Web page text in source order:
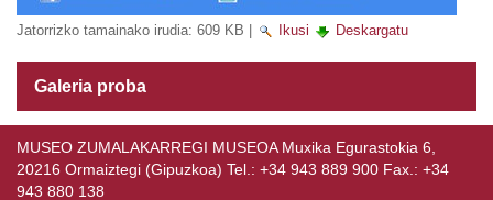
Jatorrizko tamainako irudia: 609 KB Ikusi Deskargatu
Galeria proba
MUSEO ZUMALAKARREGI MUSEOA Muxika Egurastokia 6,
20216 Ormaiztegi (Gipuzkoa) Tel.: +34 943 889 900 Fax.: +34
943 880 138